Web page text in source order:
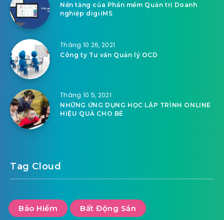
Nền tảng của Phần mềm Quản trị Doanh
nghiệp digiiMS
Tháng 10 26, 2021
Công ty Tư vấn Quản lý OCD
Tháng 10 5, 2021
NHỮNG ỨNG DỤNG HỌC LẬP TRÌNH ONLINE
HIỆU QUẢ CHO BÉ
Tag Cloud
Bảo Hiểm Bất Động Sản